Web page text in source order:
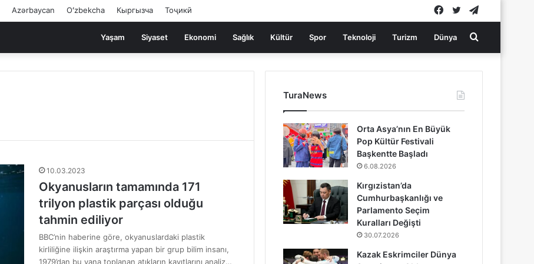
Azərbaycan Oʻzbekcha Кыргызча Тоҷикӣ Twitter
Facebook
Yaşam Siyaset Ekonomi Sağlık Kültür Spor Teknoloji Turizm Dünya Arama
yap
10.03.2023
Okyanusların tamamında 171
trilyon plastik parçası olduğu
tahmin ediliyor
BBC’nin haberine göre, okyanuslardaki plastik
kirliliğine ilişkin araştırma yapan bir grup bilim insanı,
1979’dan bu yana toplanan atıkların kayıtlarını analiz…
TuraNews
Orta Asya’nın En Büyük
Pop Kültür Festivali
Başkentte Başladı
6.08.2026
Kırgızistan’da
Cumhurbaşkanlığı ve
Parlamento Seçim
Kuralları Değişti
30.07.2026
Kazak Eskrimciler Dünya